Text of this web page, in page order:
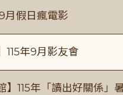
月假日瘋電影
115年9月影友會
】115年「讀出好關係」